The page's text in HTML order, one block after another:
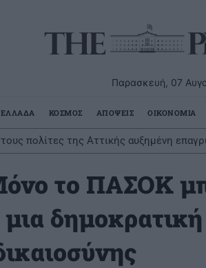
Παρασκευή, 07
ΕΛΛΑΔΑ ΚΟΣΜΟΣ ΑΠΟΨΕΙΣ ΟΙΚΟΝΟΜΙΑ
πολίτες της Αττικής αυξημένη
το ΠΑΣΟΚ
δημοκρατική